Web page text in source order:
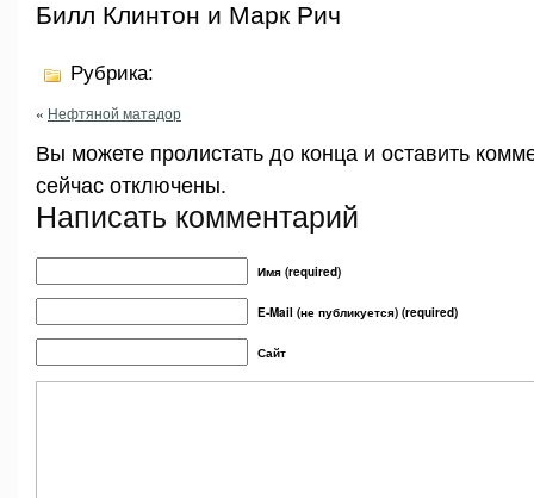
Билл Клинтон и Марк Рич
Рубрика:
« Нефтяной матадор
Вы можете пролистать до конца и оставить
сейчас отключены.
Написать комментарий
Имя (required)
E-Mail (не публикуется) (required)
Сайт